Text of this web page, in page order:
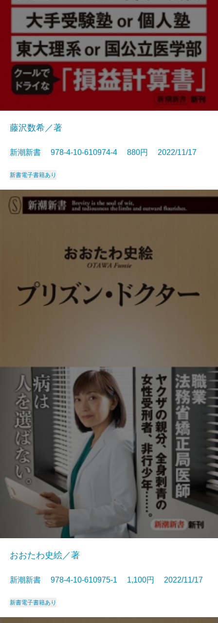
藤沢数希／著
新潮新書 978-4-10-610974-4 880円 2022/11/17
新書電子書籍あり
おおたわ史絵／著
新潮新書 978-4-10-610975-1 1,100円 2022/11/17
新書電子書籍あり